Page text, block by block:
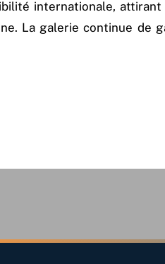
internationale,
La galerie continue de